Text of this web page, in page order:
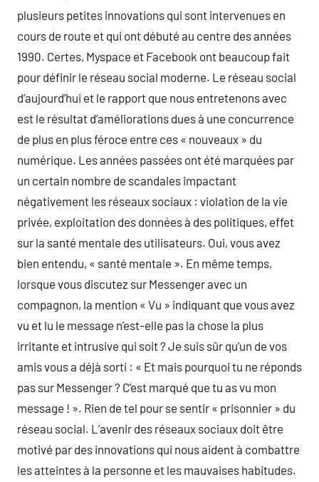
plusieurs petites innovations qui sont intervenues en
cours de route et qui ont débuté au centre des années
1990. Certes, Myspace et Facebook ont beaucoup fait
pour définir le réseau social moderne. Le réseau social
d’aujourd’hui et le rapport que nous entretenons avec
est le résultat d’améliorations dues à une concurrence
de plus en plus féroce entre ces « nouveaux » du
numérique. Les années passées ont été marquées par
un certain nombre de scandales impactant
négativement les réseaux sociaux : violation de la vie
privée, exploitation des données à des politiques, effet
sur la santé mentale des utilisateurs. Oui, vous avez
bien entendu, « santé mentale ». En même temps,
lorsque vous discutez sur Messenger avec un
compagnon, la mention « Vu » indiquant que vous avez
vu et lu le message n’est-elle pas la chose la plus
irritante et intrusive qui soit ? Je suis sûr qu’un de vos
amis vous a déjà sorti : « Et mais pourquoi tu ne réponds
pas sur Messenger ? C’est marqué que tu as vu mon
message ! ». Rien de tel pour se sentir « prisonnier » du
réseau social. L’avenir des réseaux sociaux doit être
motivé par des innovations qui nous aident à combattre
les atteintes à la personne et les mauvaises habitudes.